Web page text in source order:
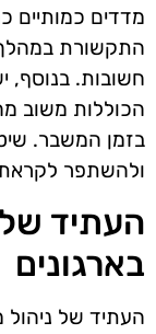
מדדים כמותיים
התקשורת
חשובות. בנוסף,
הכוללות משוב
בזמן המשבר.
ולהשתפר לקראת
העתיד
בארגונים
העתיד של